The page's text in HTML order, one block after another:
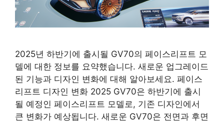
2025년 하반기에 출시될 GV70의 페이스리프트 모
델에 대한 정보를 요약했습니다. 새로운 업그레이드
된 기능과 디자인 변화에 대해 알아보세요. 페이스
리프트 디자인 변화 2025 GV70은 하반기에 출시
될 예정인 페이스리프트 모델로, 기존 디자인에서
큰 변화가 예상됩니다. 새로운 GV70은 전면과 후면